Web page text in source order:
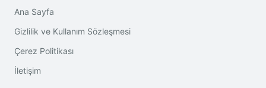
Ana Sayfa
Gizlilik ve Kullanım Sözleşmesi
Çerez Politikası
İletişim